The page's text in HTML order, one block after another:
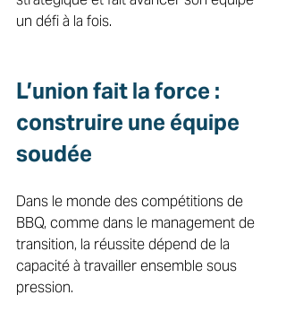
un défi à la fois.
L’union fait la force :
construire une équipe
soudée
Dans le monde des compétitions de
BBQ, comme dans le management de
transition, la réussite dépend de la
capacité à travailler ensemble sous
pression.